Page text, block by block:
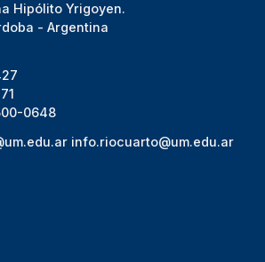
Hipólito Yrigoyen.
- Argentina
0648
info.riocuarto@um.edu.ar